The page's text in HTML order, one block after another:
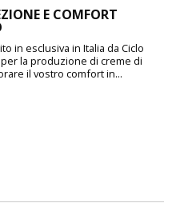
E COMFORT
in esclusiva in Italia da Ciclo
la produzione di creme di
il vostro comfort in...